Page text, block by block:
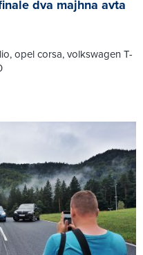
dva majhna avta
opel corsa, volkswagen T-